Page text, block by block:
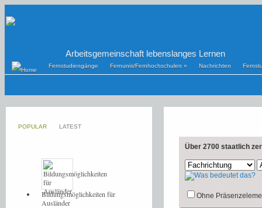
Arbeitsgemeinschaft lebenslanges Lernen
Fernstudiengänge Fernunis/Fernhochschulen » Nachrichten
Über 2700 staatlich
Ohne
POPULAR LATEST
Bildungsmöglichkeiten für
Ausländer